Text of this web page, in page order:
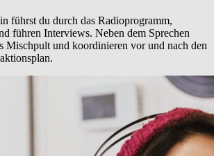
führst du durch das Radioprogramm,
führen Interviews. Neben dem Sprechen
Mischpult und koordinieren vor und nach den